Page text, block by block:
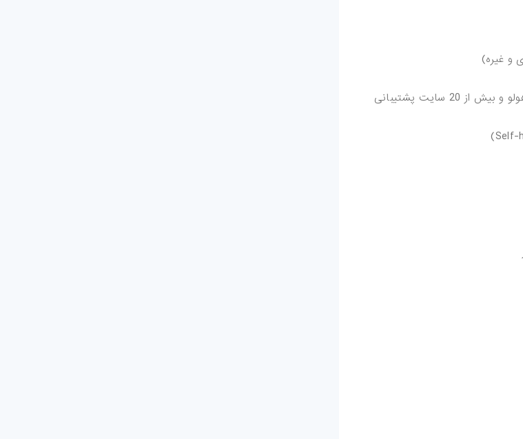
امکان بارگذاری ویدیو از یوتیوب، ویمئو، دیلی‌موشن، فیسبوک، هولو و بیش از 20 سایت پشتیبانی